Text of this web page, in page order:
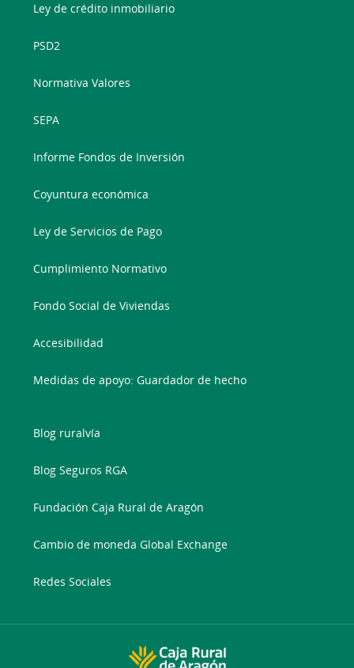
Ley de crédito inmobiliario
PSD2
Normativa Valores
SEPA
Informe Fondos de Inversión
Coyuntura económica
Ley de Servicios de Pago
Cumplimiento Normativo
Fondo Social de Viviendas
Accesibilidad
Medidas de apoyo: Guardador de hecho
Blog ruralvía
Blog Seguros RGA
Fundación Caja Rural de Aragón
Cambio de moneda Global Exchange
Redes Sociales